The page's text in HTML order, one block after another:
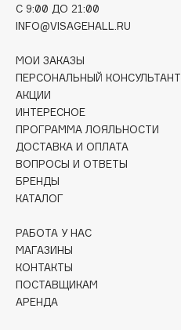
Collagenina
Consly
CosRX
Cottolina
Crescina
Curaprox
d'Alba
DABO
DARLING*
C 9:00 ДО 21:00
INFO@VISAGEHALL.RU
МОИ ЗАКАЗЫ
ПЕРСОНАЛЬНЫЙ КОНСУЛЬТАНТ
АКЦИИ
ИНТЕРЕСНОЕ
ПРОГРАММА ЛОЯЛЬНОСТИ
ДОСТАВКА И ОПЛАТА
ВОПРОСЫ И ОТВЕТЫ
БРЕНДЫ
КАТАЛОГ
РАБОТА У НАС
МАГАЗИНЫ
КОНТАКТЫ
ПОСТАВЩИКАМ
АРЕНДА